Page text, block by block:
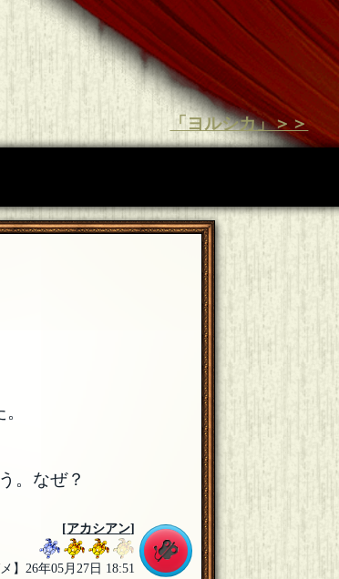
「ヨルシカ」＞＞
。なぜ？
[アカシアン]
メ】26年05月27日 18:51